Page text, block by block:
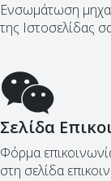
Ενσωμάτωση
της Ιστοσελίδας
Σελίδα
Φόρμα
στη σελίδα